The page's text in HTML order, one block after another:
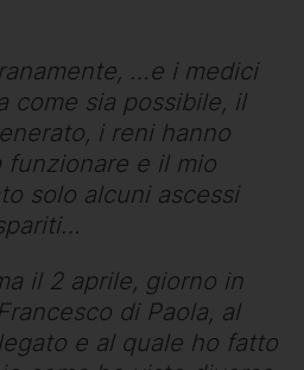
…e i medici
come sia possibile, il
i reni hanno
e il mio
solo alcuni ascessi
il 2 aprile, giorno in
di Paola, al
e al quale ho fatto